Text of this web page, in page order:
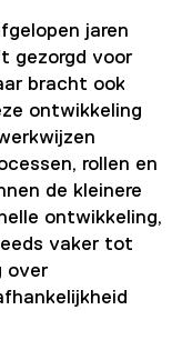
jaren
gezorgd voor
bracht ook
ontwikkeling
rollen en
de kleinere
ontwikkeling,
vaker tot
over